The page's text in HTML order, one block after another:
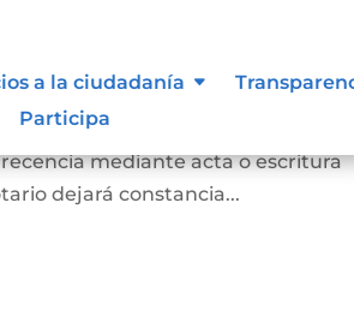
a la ciudadanía
Participa
escritura pública
la notaría a otorgar una escritura
mediante acta o escritura
dejará constancia...